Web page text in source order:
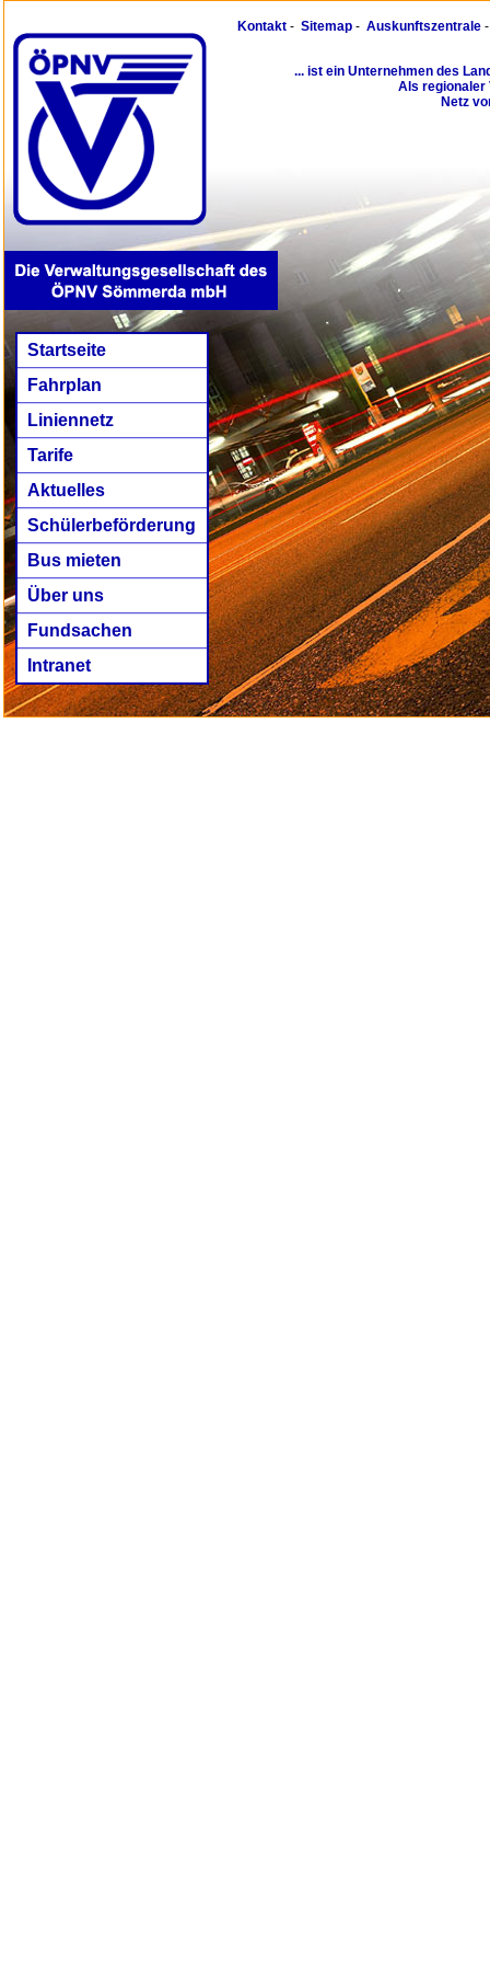
Startseite
Fahrplan
Liniennetz
Tarife
Aktuelles
Schülerbeförderung
Bus mieten
Über uns
Fundsachen
Intranet
Kontakt- Sitemap- Auskunftszentrale
... ist ein Unternehmen des
Als regionaler
Netz